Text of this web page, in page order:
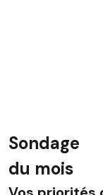
Sondage
du mois